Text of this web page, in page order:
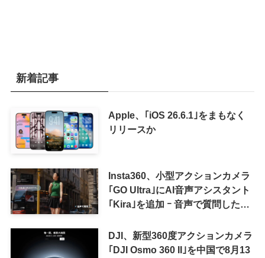
新着記事
Apple、｢iOS 26.6.1｣をまもなく
リリースか
Insta360、小型アクションカメラ
｢GO Ultra｣にAI音声アシスタント
｢Kira｣を追加 ｰ 音声で質問した
可能に
DJI、新型360度アクションカメラ
｢DJI Osmo 360 II｣を中国で8月13